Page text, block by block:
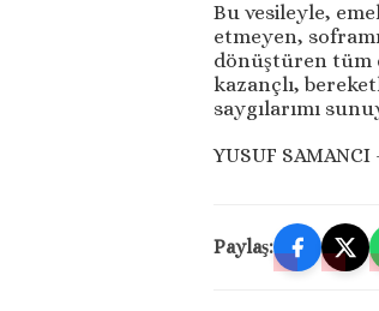
Bu vesileyle,
etmeyen,
dönüştüren tüm
kazançlı,
saygılarımı
YUSUF SAMANCI
Paylaş: